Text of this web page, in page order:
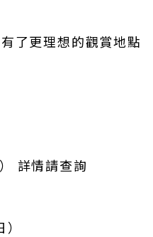
了更理想的觀賞地點
詳情請查詢